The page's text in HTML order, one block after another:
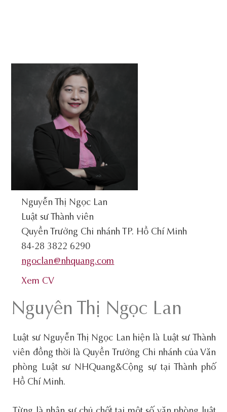
Nguyễn Thị Ngọc Lan
Luật sư Thành viên
Quyền Trưởng Chi nhánh TP. Hồ Chí Minh
84-28 3822 6290
ngoclan@nhquang.com
Xem CV
Nguyễn Thị Ngọc Lan
Luật sư Nguyễn Thị Ngọc Lan hiện là Luật sư Thành
viên đồng thời là Quyền Trưởng Chi nhánh của Văn
phòng Luật sư NHQuang&Cộng sự tại Thành phố
Hồ Chí Minh.